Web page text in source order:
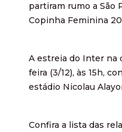
partiram rumo a São
Copinha Feminina
A estreia do Inter na
feira (3/12), às 15h,
estádio Nicolau
Confira a lista das